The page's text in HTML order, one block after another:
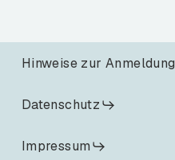
Hinweise zur Anmeldung
Datenschutz
Impressum